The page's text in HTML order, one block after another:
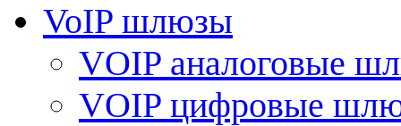
VoIP шлюзы
VOIP аналоговые
VOIP цифровые